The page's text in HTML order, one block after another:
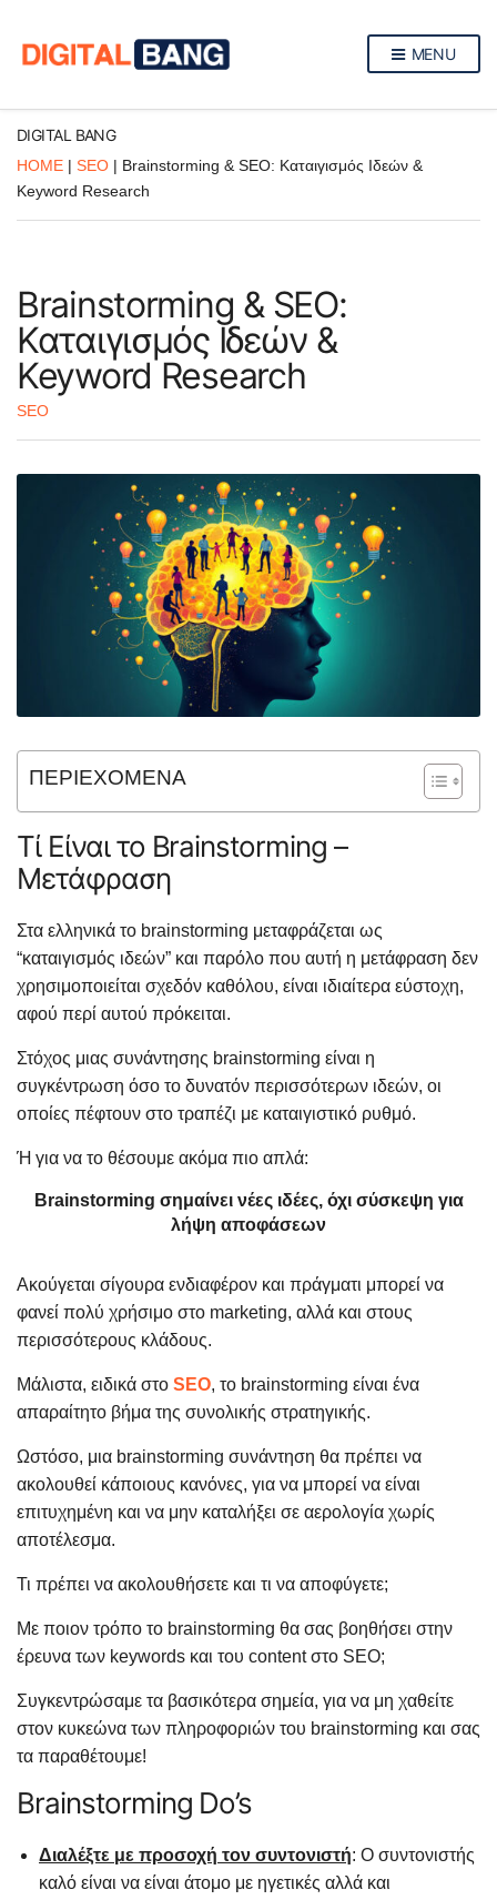
MENU
DIGITAL BANG
HOME | SEO | Brainstorming & SEO: Καταιγισμός Ιδεών &
Keyword Research
Brainstorming & SEO:
Καταιγισμός Ιδεών &
Keyword Research
SEO
ΠΕΡΙΕΧΟΜΕΝΑ
Τί Είναι το Brainstorming –
Μετάφραση
Στα ελληνικά το brainstorming μεταφράζεται ως
“καταιγισμός ιδεών” και παρόλο που αυτή η μετάφραση δεν
χρησιμοποιείται σχεδόν καθόλου, είναι ιδιαίτερα εύστοχη,
αφού περί αυτού πρόκειται.
Στόχος μιας συνάντησης brainstorming είναι η
συγκέντρωση όσο το δυνατόν περισσότερων ιδεών, οι
οποίες πέφτουν στο τραπέζι με καταιγιστικό ρυθμό.
Ή για να το θέσουμε ακόμα πιο απλά:
Brainstorming σημαίνει νέες ιδέες, όχι σύσκεψη για
λήψη αποφάσεων
Ακούγεται σίγουρα ενδιαφέρον και πράγματι μπορεί να
φανεί πολύ χρήσιμο στο marketing, αλλά και στους
περισσότερους κλάδους.
Μάλιστα, ειδικά στο SEO, το brainstorming είναι ένα
απαραίτητο βήμα της συνολικής στρατηγικής.
Ωστόσο, μια brainstorming συνάντηση θα πρέπει να
ακολουθεί κάποιους κανόνες, για να μπορεί να είναι
επιτυχημένη και να μην καταλήξει σε αερολογία χωρίς
αποτέλεσμα.
Τι πρέπει να ακολουθήσετε και τι να αποφύγετε;
Με ποιον τρόπο το brainstorming θα σας βοηθήσει στην
έρευνα των keywords και του content στο SEO;
Συγκεντρώσαμε τα βασικότερα σημεία, για να μη χαθείτε
στον κυκεώνα των πληροφοριών του brainstorming και σας
τα παραθέτουμε!
Brainstorming Do’s
Διαλέξτε με προσοχή τον συντονιστή: Ο συντονιστής
καλό είναι να είναι άτομο με ηγετικές αλλά και